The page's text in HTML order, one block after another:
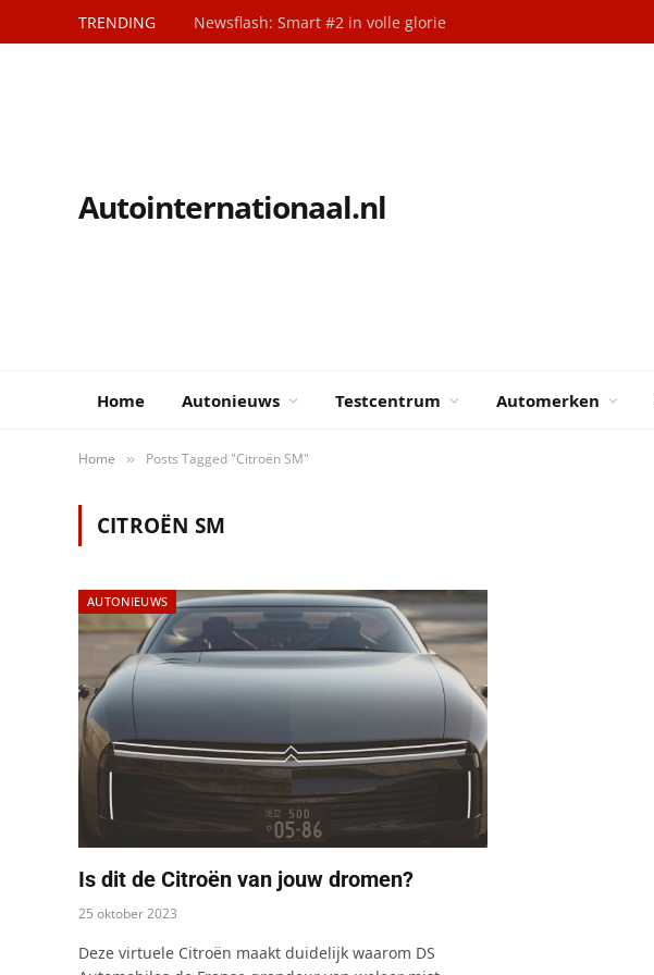
TRENDING Newsflash: Smart #2 in volle glorie
Autointernationaal.nl
Home Autonieuws Testcentrum Automerken
Home » Posts Tagged "Citroën SM"
CITROËN SM
AUTONIEUWS
Is dit de Citroën van jouw dromen?
25 oktober 2023
Deze virtuele Citroën maakt duidelijk waarom DS